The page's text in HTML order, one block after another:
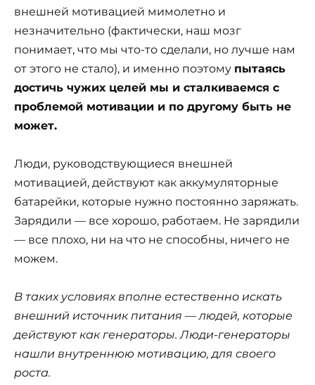
внешней мотивацией мимолетно и
незначительно (фактически, наш мозг
понимает, что мы что-то сделали, но лучше нам
от этого не стало), и именно поэтому пытаясь
достичь чужих целей мы и сталкиваемся с
проблемой мотивации и по другому быть не
может.
Люди, руководствующиеся внешней
мотивацией, действуют как аккумуляторные
батарейки, которые нужно постоянно заряжать.
Зарядили — все хорошо, работаем. Не зарядили
— все плохо, ни на что не способны, ничего не
можем.
В таких условиях вполне естественно искать
внешний источник питания — людей, которые
действуют как генераторы. Люди-генераторы
нашли внутреннюю мотивацию, для своего
роста.